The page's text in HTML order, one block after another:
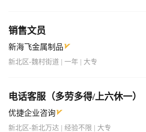
销售文员
新海飞金属制品
新北区-魏村街道 | 一年 | 大专
电话客服（多劳多得/上六休一）
优捷企业咨询
新北区-新北万达 | 经验不限 | 大专